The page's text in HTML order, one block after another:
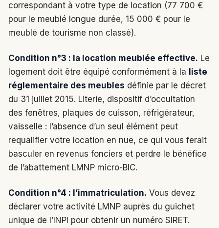
correspondant à votre type de location (77 700 €
pour le meublé longue durée, 15 000 € pour le
meublé de tourisme non classé).
Condition n°3 : la location meublée effective. Le
logement doit être équipé conformément à la liste
réglementaire des meubles définie par le décret
du 31 juillet 2015. Literie, dispositif d’occultation
des fenêtres, plaques de cuisson, réfrigérateur,
vaisselle : l’absence d’un seul élément peut
requalifier votre location en nue, ce qui vous ferait
basculer en revenus fonciers et perdre le bénéfice
de l’abattement LMNP micro-BIC.
Condition n°4 : l’immatriculation. Vous devez
déclarer votre activité LMNP auprès du guichet
unique de l’INPI pour obtenir un numéro SIRET.